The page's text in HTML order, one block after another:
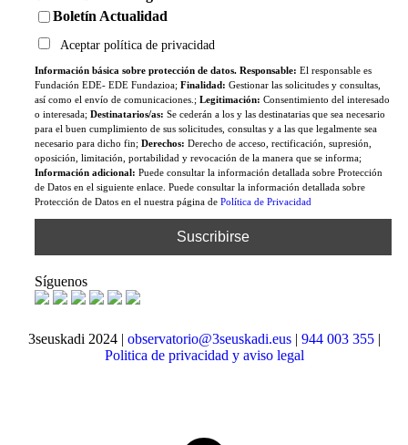
Boletín Actualidad
Aceptar política de privacidad
Información básica sobre protección de datos. Responsable: El responsable es
Fundación EDE- EDE Fundazioa; Finalidad: Gestionar las solicitudes y consultas,
así como el envío de comunicaciones.; Legitimación: Consentimiento del interesado
o interesada; Destinatarios/as: Se cederán a los y las destinatarias que sea necesario
para el buen cumplimiento de sus solicitudes, consultas y a las que legalmente sea
necesario para dicho fin; Derechos: Derecho de acceso, rectificación, supresión,
oposición, limitación, portabilidad y revocación de la manera que se informa;
Información adicional: Puede consultar la información detallada sobre Protección
de Datos en el siguiente enlace. Puede consultar la información detallada sobre
Protección de Datos en el nuestra página de Política de Privacidad
Síguenos
3seuskadi 2024 | observatorio@3seuskadi.eus| 944 003 355|
Politica de privacidad y aviso legal